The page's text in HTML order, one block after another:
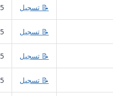
📝 تسجيل
📝 تسجيل
📝 تسجيل
📝 تسجيل